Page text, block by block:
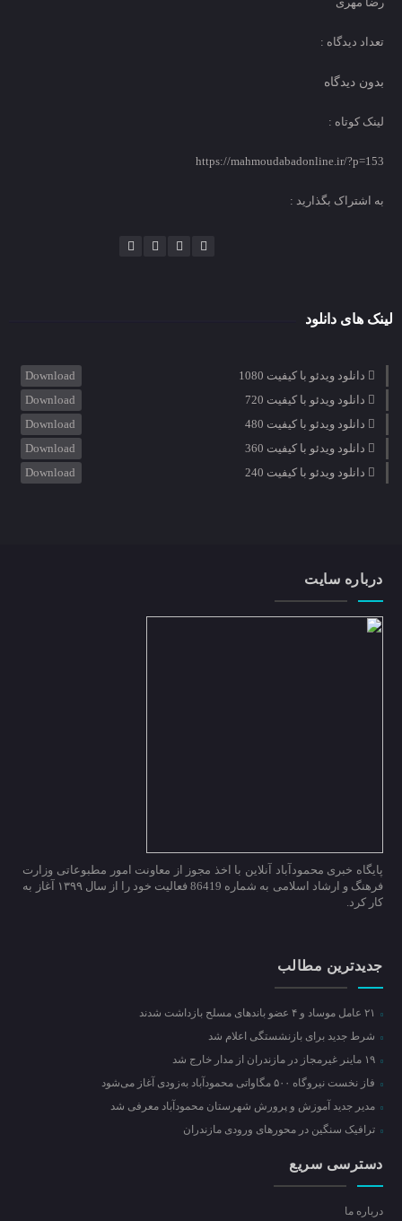
تعداد دیدگاه :
بدون دیدگاه
لینک کوتاه :
https://mahmoudabadonline.ir/?p=153
به اشتراک بگذارید :
لینک های دانلود
دانلود ویدئو با کیفیت 1080
Download
دانلود ویدئو با کیفیت 720
Download
دانلود ویدئو با کیفیت 480
Download
دانلود ویدئو با کیفیت 360
Download
دانلود ویدئو با کیفیت 240
Download
درباره سایت
پایگاه خبری محمودآباد آنلاین با اخذ مجوز از معاونت امور مطبوعاتی وزارت
فرهنگ و ارشاد اسلامی به شماره 86419 فعالیت خود را از سال ۱۳۹۹ آغاز به
کار کرد.
جدیدترین مطالب
شرط جدید برای بازنشستگی اعلام شد
۱۹ ماینر غیرمجاز در مازندران از مدار خارج شد
فاز نخست نیروگاه ۵۰۰ مگاواتی محمودآباد به‌زودی آغاز می‌شود
مدیر جدید آموزش و پرورش شهرستان محمودآباد معرفی شد
ترافیک سنگین در محور‌های ورودی مازندران
دسترسی سریع
درباره ما